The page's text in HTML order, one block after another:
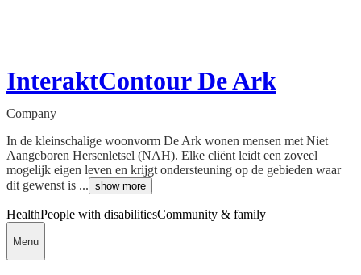
InteraktContour De Ark
Company
In de kleinschalige woonvorm De Ark wonen mensen met Niet
Aangeboren Hersenletsel (NAH). Elke cliënt leidt een zoveel
mogelijk eigen leven en krijgt ondersteuning op de gebieden waar
dit gewenst is ... show more
HealthPeople with disabilitiesCommunity & family
Menu